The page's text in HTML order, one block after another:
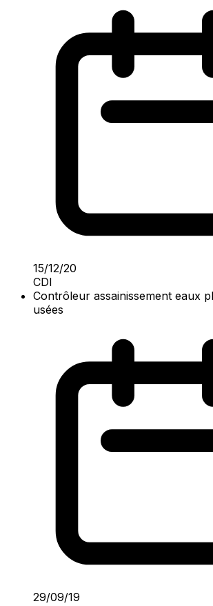
15/12/20
CDI
Contrôleur assainissement eaux
usées
29/09/19